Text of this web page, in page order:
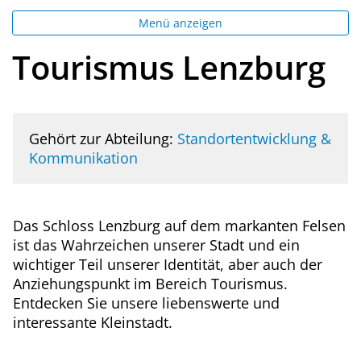
Menü anzeigen
Tourismus Lenzburg
Gehört zur Abteilung: Standortentwicklung &
Kommunikation
Das Schloss Lenzburg auf dem markanten Felsen
ist das Wahrzeichen unserer Stadt und ein
wichtiger Teil unserer Identität, aber auch der
Anziehungspunkt im Bereich Tourismus.
Entdecken Sie unsere liebenswerte und
interessante Kleinstadt.